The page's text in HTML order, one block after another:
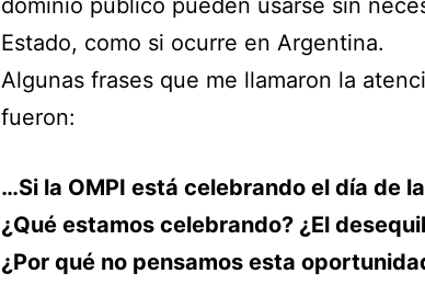
dominio público pueden usarse sin
Estado, como si ocurre en Argentina.
Algunas frases que me llamaron la
fueron:
…Si la OMPI está celebrando el día de
¿Qué estamos celebrando? ¿El
¿Por qué no pensamos esta